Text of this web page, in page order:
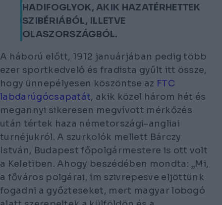
HADIFOGLYOK, AKIK HAZATÉRHETTEK
SZIBÉRIÁBÓL, ILLETVE
OLASZORSZÁGBÓL.
A háború előtt, 1912 januárjában pedig több
ezer sportkedvelő és fradista gyűlt itt össze,
hogy ünnepélyesen köszöntse az FTC
labdarúgócsapatát, akik közel három hét és
megannyi sikeresen megvívott mérkőzés
után tértek haza németországi-angliai
turnéjukról. A szurkolók mellett Bárczy
István, Budapest főpolgármestere is ott volt
a Keletiben. Ahogy beszédében mondta: „Mi,
a főváros polgárai, im szivrepesve eljöttünk
fogadni a győzteseket, mert magyar lobogó